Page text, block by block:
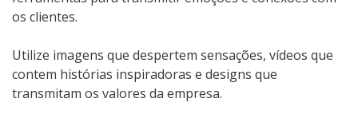
os clientes.
Utilize imagens que despertem sensações, vídeos que
contem histórias inspiradoras e designs que
transmitam os valores da empresa.